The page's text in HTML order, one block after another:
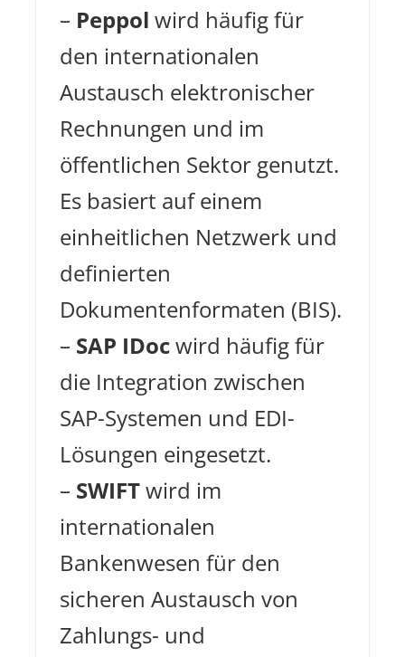
– Peppolwird häufig für
den internationalen
Austausch elektronischer
Rechnungen und im
öffentlichen Sektor genutzt.
Es basiert auf einem
einheitlichen Netzwerk und
definierten
Dokumentenformaten (BIS).
– SAP IDocwird häufig für
die Integration zwischen
SAP-Systemen und EDI-
Lösungen eingesetzt.
– SWIFTwird im
internationalen
Bankenwesen für den
sicheren Austausch von
Zahlungs- und